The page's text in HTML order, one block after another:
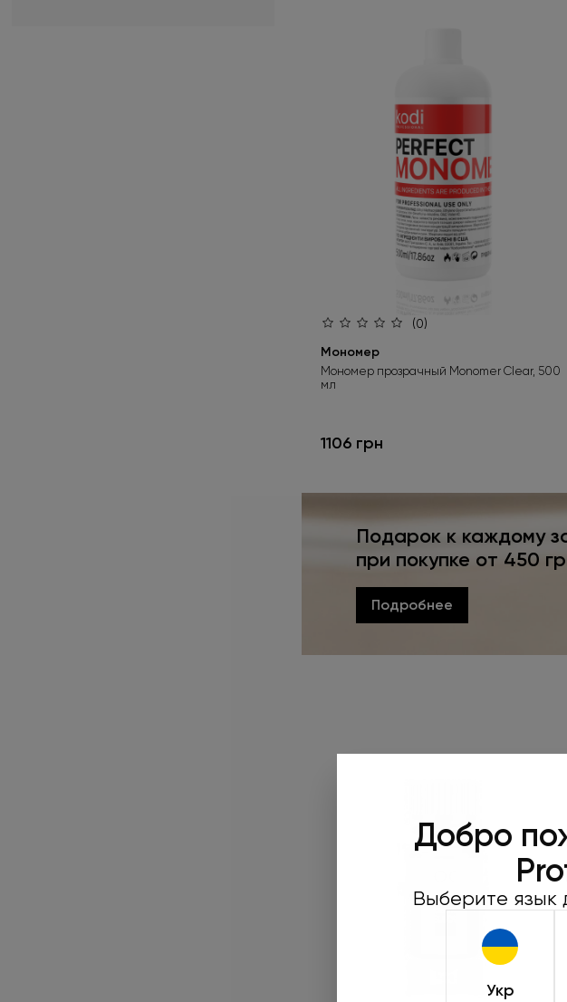
Добро
Выберите язык
Укр
(0)
Мономер
Мономер прозрачный Monomer Clear, 500
мл
1106 грн
Подарок к каждому
при покупке от 450
Подробнее